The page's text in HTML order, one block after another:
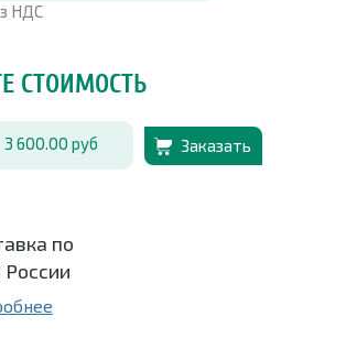
НДС
СТОИМОСТЬ
3 600.00 руб Заказать
по
России